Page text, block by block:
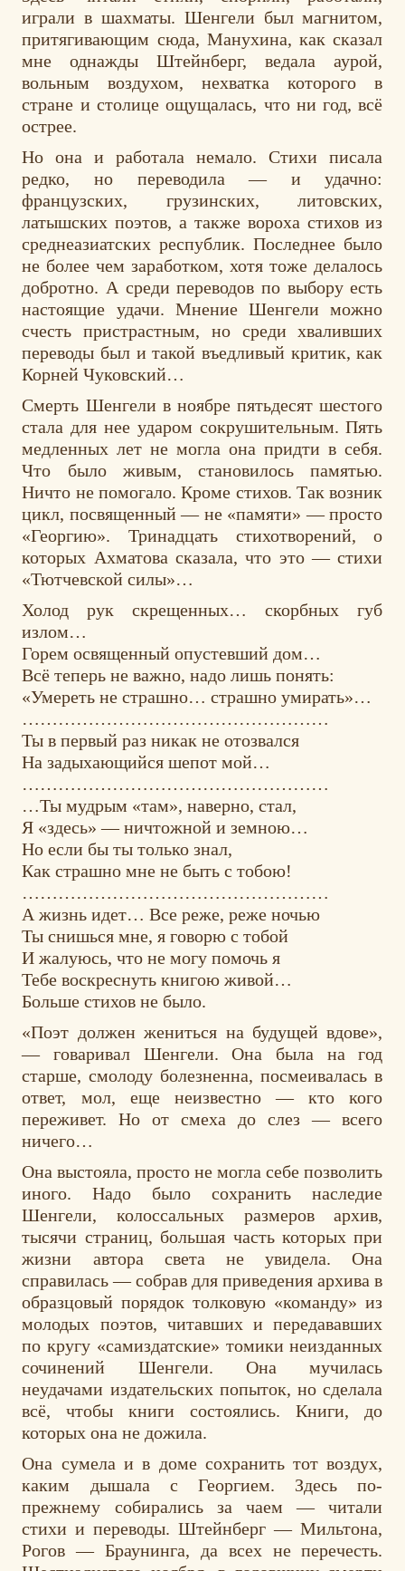
играли в шахматы. Шенгели был магнитом,
притягивающим сюда, Манухина, как сказал
мне однажды Штейнберг, ведала аурой,
вольным воздухом, нехватка которого в
стране и столице ощущалась, что ни год, всё
острее.
Но она и работала немало. Стихи писала
редко, но переводила — и удачно:
французских, грузинских, литовских,
латышских поэтов, а также вороха стихов из
среднеазиатских республик. Последнее было
не более чем заработком, хотя тоже делалось
добротно. А среди переводов по выбору есть
настоящие удачи. Мнение Шенгели можно
счесть пристрастным, но среди хваливших
переводы был и такой въедливый критик, как
Корней Чуковский…
Смерть Шенгели в ноябре пятьдесят шестого
стала для нее ударом сокрушительным. Пять
медленных лет не могла она придти в себя.
Что было живым, становилось памятью.
Ничто не помогало. Кроме стихов. Так возник
цикл, посвященный — не «памяти» — просто
«Георгию». Тринадцать стихотворений, о
которых Ахматова сказала, что это — стихи
«Тютчевской силы»…
Холод рук скрещенных… скорбных губ
излом…
Горем освященный опустевший дом…
Всё теперь не важно, надо лишь понять:
«Умереть не страшно… страшно умирать»…
……………………………………………
Ты в первый раз никак не отозвался
На задыхающийся шепот мой…
……………………………………………
…Ты мудрым «там», наверно, стал,
Я «здесь» — ничтожной и земною…
Но если бы ты только знал,
Как страшно мне не быть с тобою!
……………………………………………
А жизнь идет… Все реже, реже ночью
Ты снишься мне, я говорю с тобой
И жалуюсь, что не могу помочь я
Тебе воскреснуть книгою живой…
Больше стихов не было.
«Поэт должен жениться на будущей вдове»,
— говаривал Шенгели. Она была на год
старше, смолоду болезненна, посмеивалась в
ответ, мол, еще неизвестно — кто кого
переживет. Но от смеха до слез — всего
ничего…
Она выстояла, просто не могла себе позволить
иного. Надо было сохранить наследие
Шенгели, колоссальных размеров архив,
тысячи страниц, большая часть которых при
жизни автора света не увидела. Она
справилась — собрав для приведения архива в
образцовый порядок толковую «команду» из
молодых поэтов, читавших и передававших
по кругу «самиздатские» томики неизданных
сочинений Шенгели. Она мучилась
неудачами издательских попыток, но сделала
всё, чтобы книги состоялись. Книги, до
которых она не дожила.
Она сумела и в доме сохранить тот воздух,
каким дышала с Георгием. Здесь по-
прежнему собирались за чаем — читали
стихи и переводы. Штейнберг — Мильтона,
Рогов — Браунинга, да всех не перечесть.